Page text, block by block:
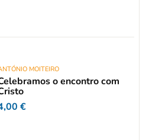
MOITEIRO
o encontro com
€